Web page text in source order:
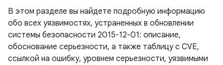
В этом разделе вы найдете подробную информацию
обо всех уязвимостях, устраненных в обновлении
системы безопасности 2015-12-01: описание,
обоснование серьезности, а также таблицу с CVE,
ссылкой на ошибку, уровнем серьезности, уязвимыми